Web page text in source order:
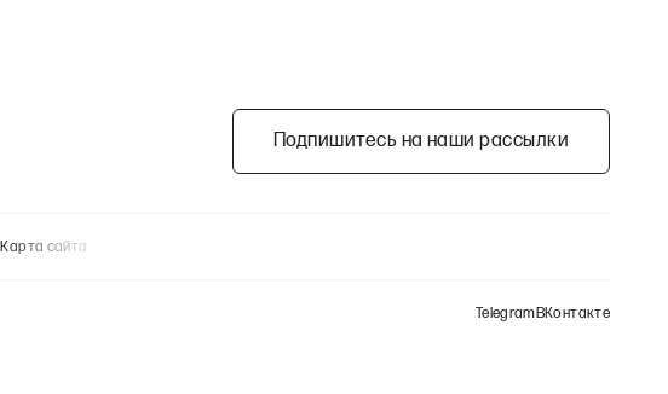
Подпишитесь на наши рассылки
Карта сайта
TelegramВКонтакте